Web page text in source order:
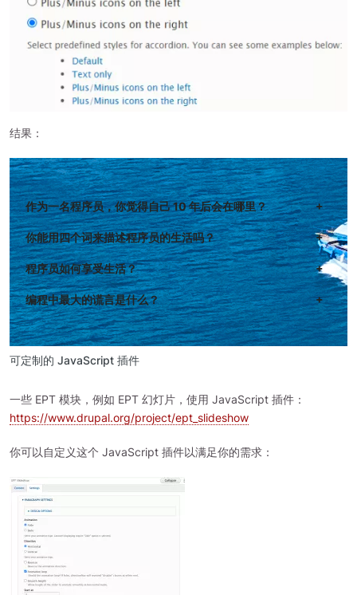
结果：
作为一名程序员，你觉得自己 10 年后会在哪里？
你能用四个词来描述程序员的生活吗？
程序员如何享受生活？
编程中最大的谎言是什么？
可定制的 JavaScript 插件
一些 EPT 模块，例如 EPT 幻灯片，使用 JavaScript 插件：
https://www.drupal.org/project/ept_slideshow
你可以自定义这个 JavaScript 插件以满足你的需求：
图